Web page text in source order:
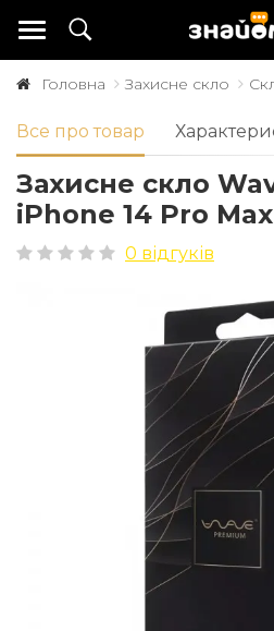
Головна Захисне скло
Все про товар
Захисне скло
iPhone 14 Pro
0 відгуків